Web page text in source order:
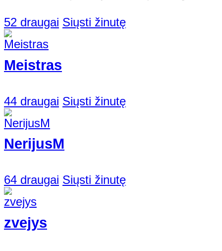
52 draugai Siųsti žinutę
Meistras
44 draugai Siųsti žinutę
NerijusM
64 draugai Siųsti žinutę
zvejys